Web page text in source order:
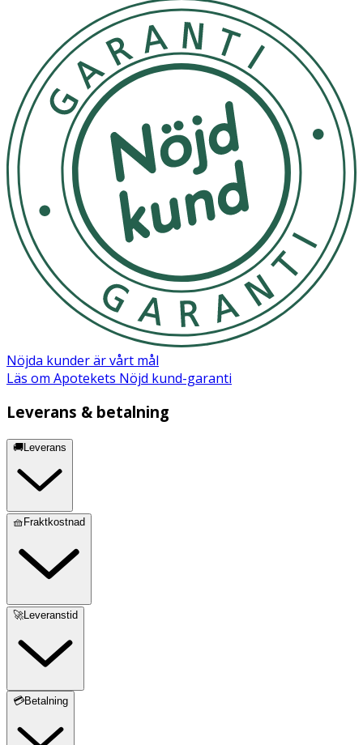
- Fyll ett fotbad med ljummet vatten och addera 50 g salt.
- Sitt med dina fötter i saltlösningen i 15 minuter så att de
aktiva ingredienserna kan mjuka upp den förhårdnade
huden
- Skölj av och torka noggrant.
Förvaring
Förvaras i rumstemperatur utom räckhåll för små barn.
Innehåll
Maris Sal, Glycerin, Aesculus Hippocastanum (Horse
Chestnut) Seed Extract, Rosmarinus Officinalis
(Rosemary) Leaf Extract, Barosma Betulina (Buchu) Leaf
Extract, Papain, Glucose, Aqua, Sodium Benzoate,
Potassium Sorbate, Parfum, Citral*, Linalool*.
*ingredients of natural essential oils
Nöjda kunder är vårt mål
Läs om Apotekets Nöjd kund-garanti
Leverans & betalning
🚚Leverans
🧺Fraktkostnad
🚀Leveranstid
💳Betalning